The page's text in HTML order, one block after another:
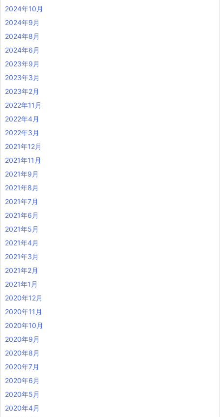
2024年10月
2024年9月
2024年8月
2024年6月
2023年9月
2023年3月
2023年2月
2022年11月
2022年4月
2022年3月
2021年12月
2021年11月
2021年9月
2021年8月
2021年7月
2021年6月
2021年5月
2021年4月
2021年3月
2021年2月
2021年1月
2020年12月
2020年11月
2020年10月
2020年9月
2020年8月
2020年7月
2020年6月
2020年5月
2020年4月